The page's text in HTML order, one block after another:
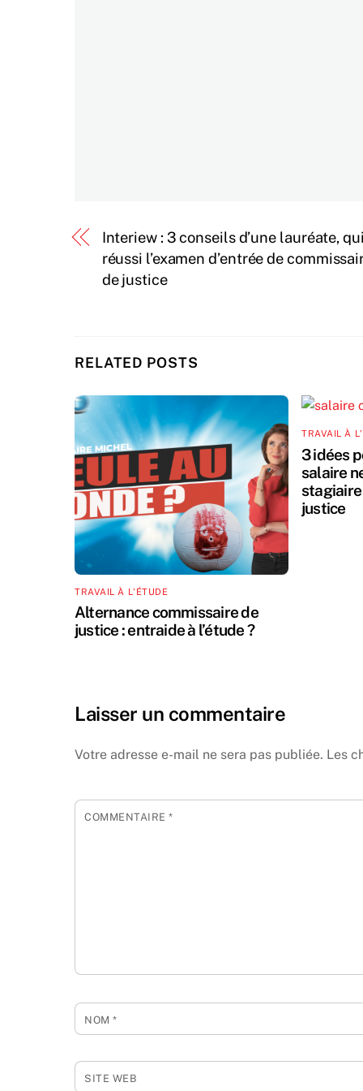
Interiew : 3 conseils d’une lauréate,
réussi l’examen d’entrée de
de justice
RELATED POSTS
TRAVAIL À L'ÉTUDE
Alternance commissaire de
justice : entraide à l’étude ?
TRAVAIL À
3 idées
salaire
justice
Laisser un commentaire
Votre adresse e-mail ne sera pas publiée. Les
COMMENTAIRE*
NOM*
SITE WEB